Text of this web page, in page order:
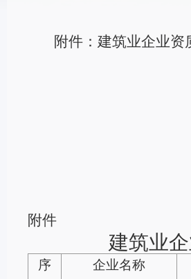
附件：建筑业企业资
附件
建筑业
序
企业名称